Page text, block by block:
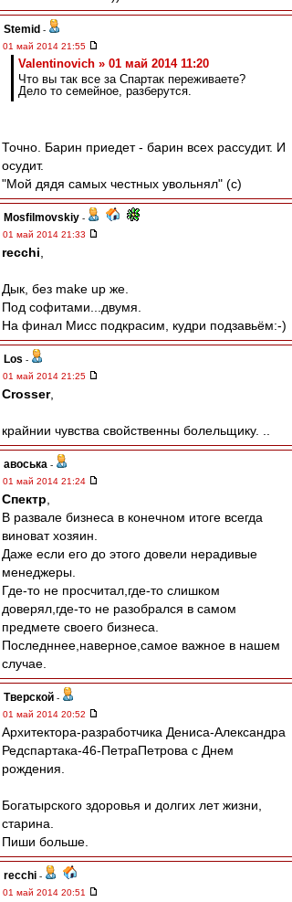
Stemid -
01 май 2014 21:55
Valentinovich » 01 май 2014 11:20
Что вы так все за Спартак переживаете?
Дело то семейное, разберутся.
Точно. Барин приедет - барин всех рассудит. И
осудит.
"Мой дядя самых честных увольнял" (с)
Mosfilmovskiy -
01 май 2014 21:33
recchi
Дык, без make up же.
Под софитами...двумя.
На финал Мисс подкрасим, кудри подзавьём:-)
Los -
01 май 2014 21:25
Crosser,
крайнии чувства свойственны болельщику. ..
авоська -
01 май 2014 21:24
Спектр
В развале бизнеса в конечном итоге всегда
виноват хозяин.
Даже если его до этого довели нерадивые
менеджеры.
Где-то не просчитал,где-то слишком
доверял,где-то не разобрался в самом
предмете своего бизнеса.
Последннее,наверное,самое важное в нашем
случае.
Тверской -
01 май 2014 20:52
Архитектора-разработчика Дениса-Александра
Редспартака-46-ПетраПетрова с Днем
рождения.
Богатырского здоровья и долгих лет жизни,
старина.
Пиши больше.
recchi -
01 май 2014 20:51